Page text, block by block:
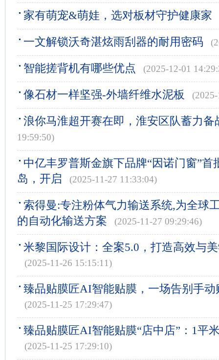
家有萌宠&萌娃，选对板材守护健康家
一文解锁沃奇湛炫雨刮器的耐用密码
智能搓背机有哪些优点 (2025-12-01
像石材一样坚强-外墙纤维水泥板
浪你马淮超开赛在即，淮安区队蓄力备
19:59:50)
中亿丰罗普斯金旗下品牌“因诺门窗”首
岛，开启
(2025-11-27 11:33:04)
索得曼:专注粉体气力输送系统,为全球
的自动化输送方案
(2025-11-27 09:29:46)
米黎国际设计：全案5.0，打造高效与
(2025-11-26 15:15:11)
臻品贴膜匠AI智能贴膜，一场告别手动
(2025-11-25 17:29:47)
臻品贴膜匠AI智能贴膜“店中店”：1平
(2025-11-25 17:29:10)